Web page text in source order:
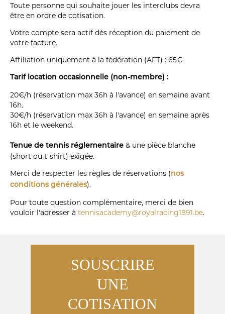
Toute personne qui souhaite jouer les interclubs devra
être en ordre de cotisation.
Votre compte sera actif dès réception du paiement de
votre facture.
Affiliation uniquement à la fédération (AFT) : 65€.
Tarif location occasionnelle (non-membre) :
20€/h (réservation max 36h à l'avance) en semaine avant
16h.
30€/h (réservation max 36h à l'avance) en semaine après
16h et le weekend.
Tenue de tennis réglementaire & une pièce blanche
(short ou t-shirt) exigée.
Merci de respecter les règles de réservations (nos
conditions générales).
Pour toute question complémentaire, merci de bien
vouloir l'adresser à tennisacademy@royalracing1891.be.
SOUSCRIRE
UNE
COTISATION